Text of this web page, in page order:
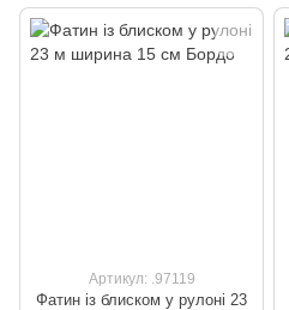
Артикул: .97119
Фатин із блиском у рулоні 23